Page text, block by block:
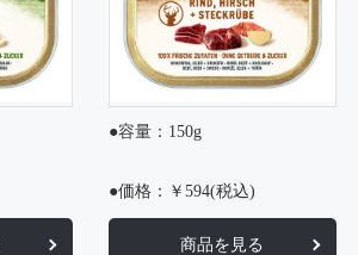
●容量：150g
●価格：￥594(税込)
商品を見る